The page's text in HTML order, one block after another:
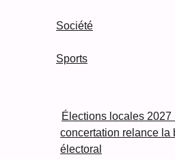
Société
Sports
Élections locales 2027
concertation relance la
électoral